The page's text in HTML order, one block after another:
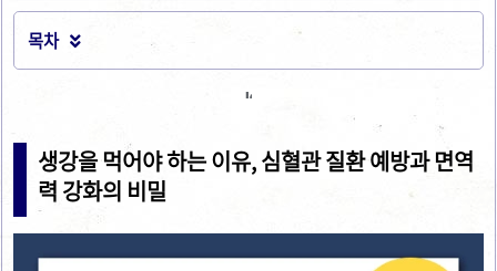
목차 
생강을 먹어야 하는 이유, 심혈관 질환 예방과 면역
력 강화의 비밀